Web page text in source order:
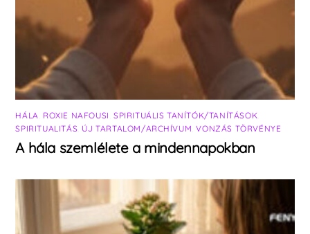
HÁLA ROXIE NAFOUSI SPIRITUÁLIS TANÍTÓK/TANÍTÁSOK
SPIRITUALITÁS ÚJ TARTALOM/ARCHÍVUM ,VONZÁS TÖRVÉNYE
A hála szemlélete a mindennapokban